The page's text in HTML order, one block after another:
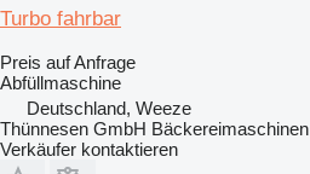
Turbo fahrbar
Preis auf Anfrage
Abfüllmaschine
Deutschland, Weeze
Thünnesen GmbH Bäckereimaschinen
Verkäufer kontaktieren